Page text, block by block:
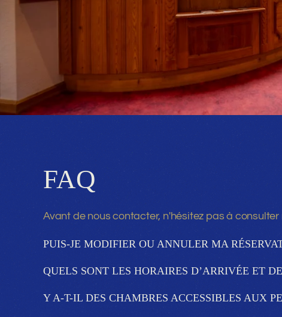
FAQ
Avant de nous contacter, n'hésitez pas à
PUIS-JE MODIFIER OU ANNULER MA
QUELS SONT LES HORAIRES D’ARRIVÉE ET
Y A-T-IL DES CHAMBRES ACCESSIBLES AUX